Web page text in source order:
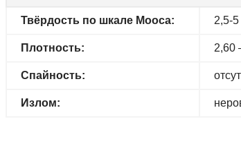
Твёрдость по шкале Мооса: 2,5-5
Плотность: 2,60
Спайность:
Излом: